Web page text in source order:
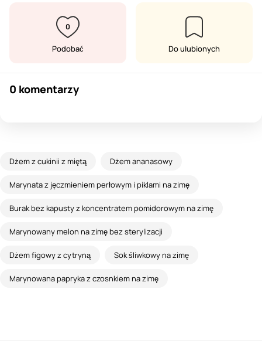
0
Podobać Do ulubionych
0 komentarzy
Dżem z cukinii z miętą Dżem ananasowy
Marynata z jęczmieniem perłowym i piklami na zimę
Burak bez kapusty z koncentratem pomidorowym na zimę
Marynowany melon na zimę bez sterylizacji
Dżem figowy z cytryną Sok śliwkowy na zimę
Marynowana papryka z czosnkiem na zimę